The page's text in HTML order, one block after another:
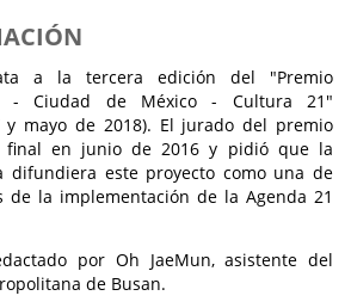
a la tercera edición del "Premio
- Ciudad de México - Cultura 21"
y mayo de 2018). El jurado del premio
final en junio de 2016 y pidió que la
difundiera este proyecto como una de
de la implementación de la Agenda 21
por Oh JaeMun, asistente del
de Busan.